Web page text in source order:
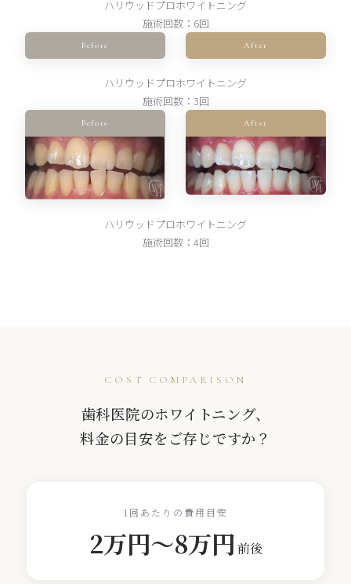
ハリウッドプロホワイトニング
施術回数：6回
Before After
ハリウッドプロホワイトニング
施術回数：3回
Before After
ハリウッドプロホワイトニング
施術回数：4回
COST COMPARISON
歯科医院のホワイトニング、
料金の目安をご存じですか？
1回あたりの費用目安
2万円〜8万円前後